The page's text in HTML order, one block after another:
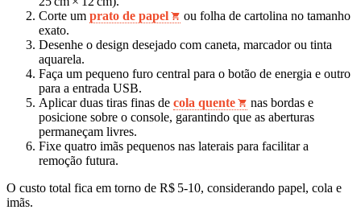
Corte um prato de papel
ou folha de cartolina no tamanho
exato.
Desenhe o design desejado com caneta, marcador ou tinta
aquarela.
Faça um pequeno furo central para o botão de energia e outro
para a entrada USB.
Aplicar duas tiras finas de cola quente
nas bordas e
posicione sobre o console, garantindo que as aberturas
permaneçam livres.
Fixe quatro imãs pequenos nas laterais para facilitar a
remoção futura.
O custo total fica em torno de R$ 5‑10, considerando papel, cola e
imãs.